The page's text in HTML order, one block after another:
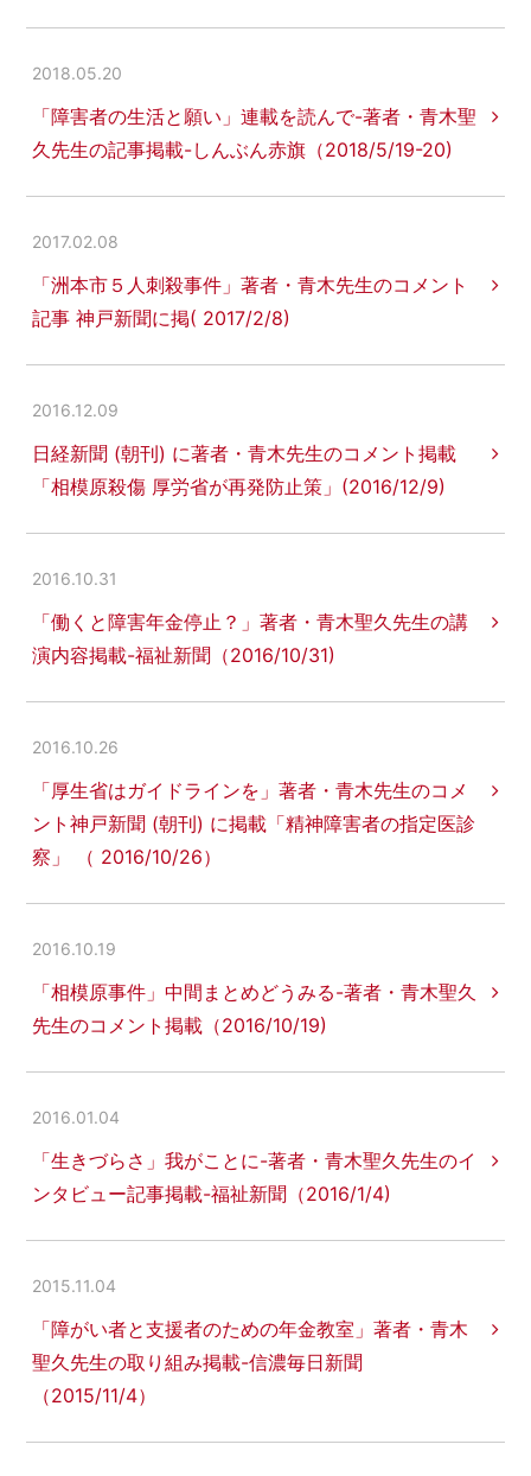
2018.05.20
「障害者の生活と願い」連載を読んで-著者・青木聖
久先生の記事掲載-しんぶん赤旗（2018/5/19-20)
2017.02.08
「洲本市５人刺殺事件」著者・青木先生のコメント
記事 神戸新聞に掲( 2017/2/8)
2016.12.09
日経新聞 (朝刊) に著者・青木先生のコメント掲載
「相模原殺傷 厚労省が再発防止策」(2016/12/9)
2016.10.31
「働くと障害年金停止？」著者・青木聖久先生の講
演内容掲載-福祉新聞（2016/10/31)
2016.10.26
「厚生省はガイドラインを」著者・青木先生のコメ
ント神戸新聞 (朝刊) に掲載「精神障害者の指定医診
察」 （ 2016/10/26）
2016.10.19
「相模原事件」中間まとめどうみる-著者・青木聖久
先生のコメント掲載（2016/10/19)
2016.01.04
「生きづらさ」我がことに-著者・青木聖久先生のイ
ンタビュー記事掲載-福祉新聞（2016/1/4)
2015.11.04
「障がい者と支援者のための年金教室」著者・青木
聖久先生の取り組み掲載-信濃毎日新聞
（2015/11/4）